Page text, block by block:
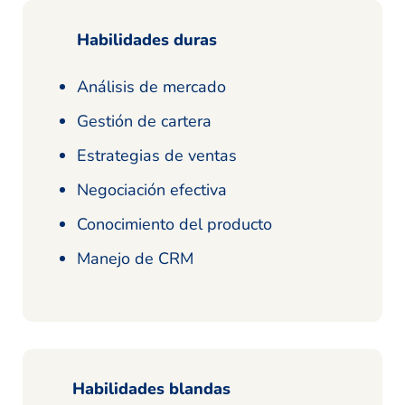
Habilidades duras
Análisis de mercado
Gestión de cartera
Estrategias de ventas
Negociación efectiva
Conocimiento del producto
Manejo de CRM
Habilidades blandas